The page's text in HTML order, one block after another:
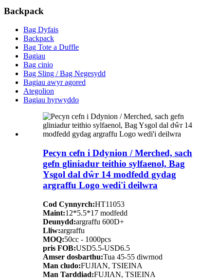
Backpack
Bag Dyfais
Backpack
Bag Tote a Duffle
Bagiau
Bag cinio
Bag Sling / Bag Negesydd
Bagiau awyr agored
Ategolion
Bagiau hyrwyddo
Pecyn cefn i Ddynion / Merched, sach
gefn gliniadur teithio sylfaenol, Bag
Ysgol dal dŵr 14 modfedd gydag
argraffu Logo wedi'i deilwra
Cod Cynnyrch:HT11053
Maint:12*5.5*17 modfedd
Deunydd:argraffu 600D+
Lliw:argraffu
MOQ:50cc - 1000pcs
pris FOB:USD5.5-USD6.5
Amser dosbarthu:Tua 45-55 diwrnod
Man cludo:FUJIAN, TSIEINA
Man Tarddiad:FUJIAN, TSIEINA